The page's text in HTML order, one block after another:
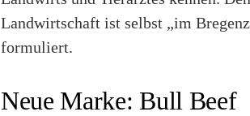
Landwirtschaft ist selbst „im
formuliert.
Neue Marke: Bull Beef